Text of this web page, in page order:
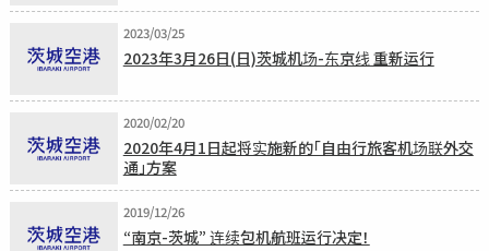
2023/03/25
2023年3月26日(日)茨城机场-东京线 重新运行
2020/02/20
2020年4月1日起将实施新的「自由行旅客机场联外交
通」方案
2019/12/26
“南京-茨城” 连续包机航班运行决定！